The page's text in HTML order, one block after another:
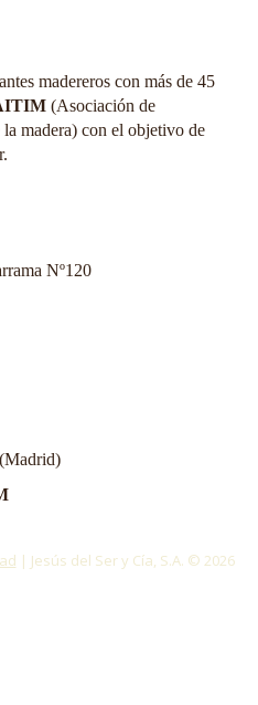
madereros con más de 45
(Asociación de
madera) con el objetivo de
Nº120
(Madrid)
| Jesús del Ser y Cía, S.A. © 2026